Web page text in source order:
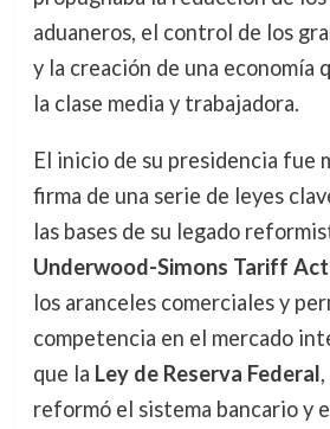
aduaneros, el control de los
y la creación de una economía
la clase media y trabajadora.
El inicio de su presidencia fue
firma de una serie de leyes
las bases de su legado
Underwood-Simons Tariff Act
los aranceles comerciales y
competencia en el mercado
que la Ley de Reserva Federal
reformó el sistema bancario y